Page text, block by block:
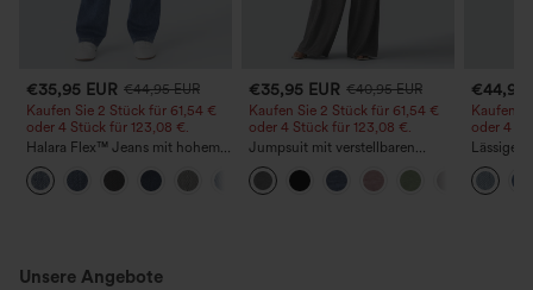
€35,95 EUR €44,95 EUR
Kaufen Sie 2 Stück für 61,54 €
oder 4 Stück für 123,08 €.
Halara Flex™ Jeans mit hohem
Bund und Taschen,
gewaschener, lässiger Bootcut
€35,95 EUR €40,95 EUR
Kaufen Sie 2 Stück für 61,54 €
oder 4 Stück für 123,08 €.
Jumpsuit mit verstellbaren
Trägern, gerafftem Detail,
weitem Bein und meliertem
Stoff, lässig, mit Taschen - Easy
€44,95
Kaufen
oder 4
Lässige
Taschen
Unsere Angebote